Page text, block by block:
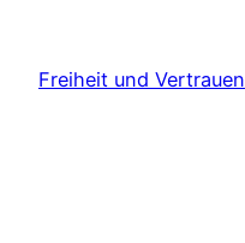
springen
Freiheit und Vertrauen